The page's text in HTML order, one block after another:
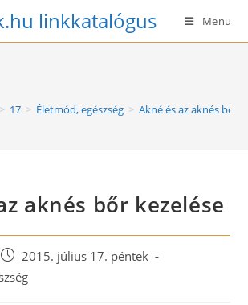
linkkatalógus Menu
> 17 > Életmód, egészség > Akné és az aknés bőr
aknés bőr kezelése
Post
published:
2015. július 17. péntek